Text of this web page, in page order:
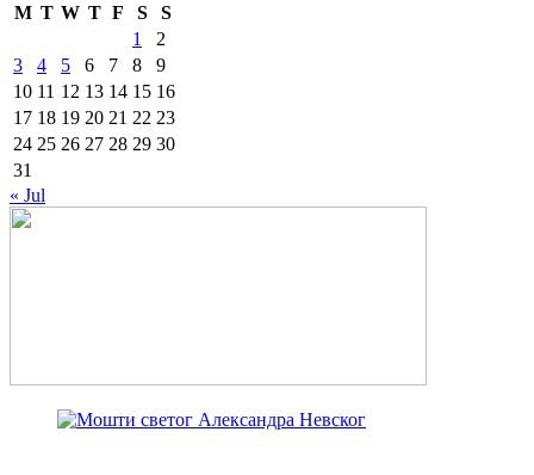
M T W T F S
S
1
2
3
4 5 6 7 8
9
10 11 12 13 14 15 16
17 18 19 20 21 22 23
24 25 26 27 28 29 30
31
« Jul